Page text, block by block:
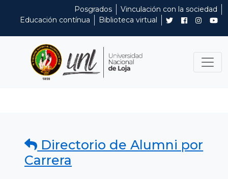
Posgrados
Vinculación con la sociedad
Educación contínua
Biblioteca virtual
Directorio de Alumni por
Carrera